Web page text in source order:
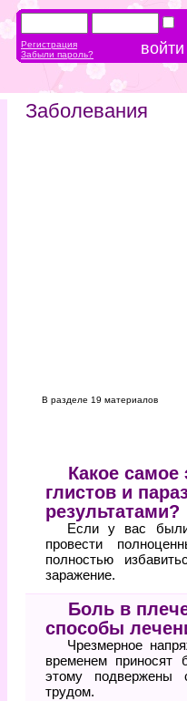
Заболевания
В разделе 19 материалов
Какое
глистов и
результатами?
Если у вас были
провести
полностью
заражение.
Боль в
способы
Чрезмерное
временем
этому подвержены
трудом.
Регистрация
Забыли пароль?